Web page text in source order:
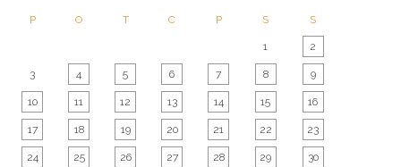
P O T C P S S
1 2
3 4 5 6 7 8 9
10 11 12 13 14 15 16
17 18 19 20 21 22 23
24 25 26 27 28 29 30